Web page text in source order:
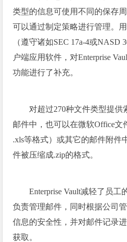
类型的信息可使用不同的保存
可以通过制定策略进行管理。
（遵守诸如SEC 17a-4或NASD
户端应用软件，对Enterprise
功能进行了补充。
对超过270种文件类型提
邮件中，也可以在微软Office文
.xls等格式）或其它的邮件附件
件被压缩成.zip的格式。
Enterprise Vault减轻了员
负责管理邮件，同时根据公司
信息的安全性，并对邮件记录
获取。